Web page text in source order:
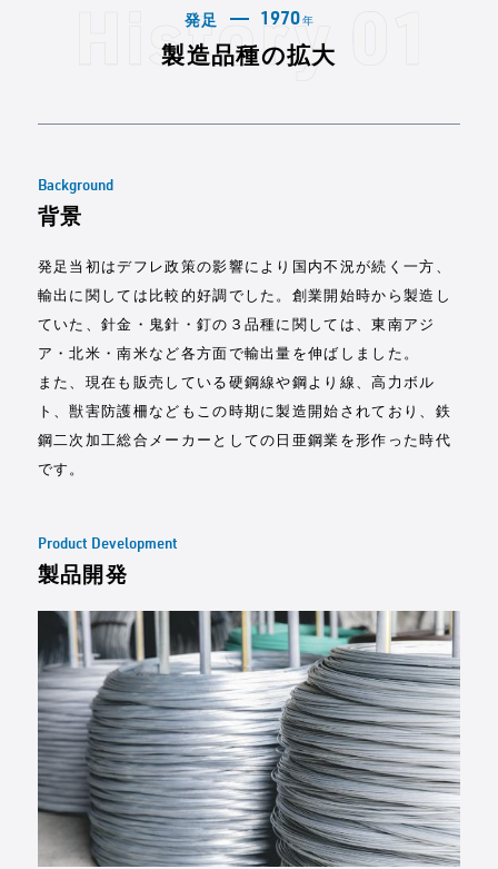
発足 1970 年
製造品種の拡大
Background
背景
発足当初はデフレ政策の影響により国内不況が続く一方、
輸出に関しては比較的好調でした。創業開始時から製造し
ていた、針金・鬼針・釘の３品種に関しては、東南アジ
ア・北米・南米など各方面で輸出量を伸ばしました。
また、現在も販売している硬鋼線や鋼より線、高力ボル
ト、獣害防護柵などもこの時期に製造開始されており、鉄
鋼二次加工総合メーカーとしての日亜鋼業を形作った時代
です。
Product Development
製品開発